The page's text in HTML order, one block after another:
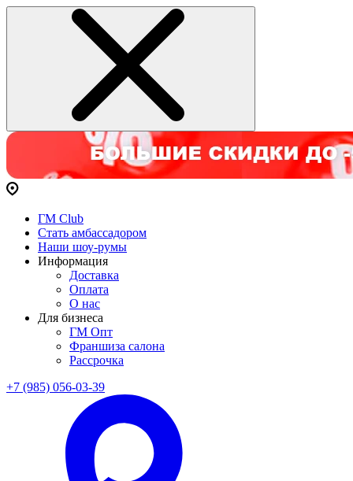
ГМ Club
Стать амбассадором
Наши шоу-румы
Информация
Доставка
Оплата
О нас
Для бизнеса
ГМ Опт
Франшиза салона
Рассрочка
+7 (985) 056-03-39